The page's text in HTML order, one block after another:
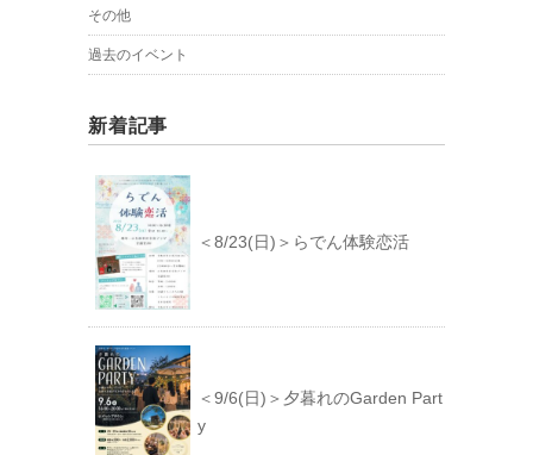
その他
過去のイベント
新着記事
＜8/23(日)＞らでん体験恋活
＜9/6(日)＞夕暮れのGarden Part
y